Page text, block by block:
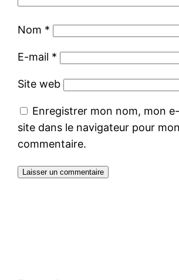
Nom *
E-mail *
Site web
Enregistrer mon nom, mon
site dans le navigateur pour
commentaire.